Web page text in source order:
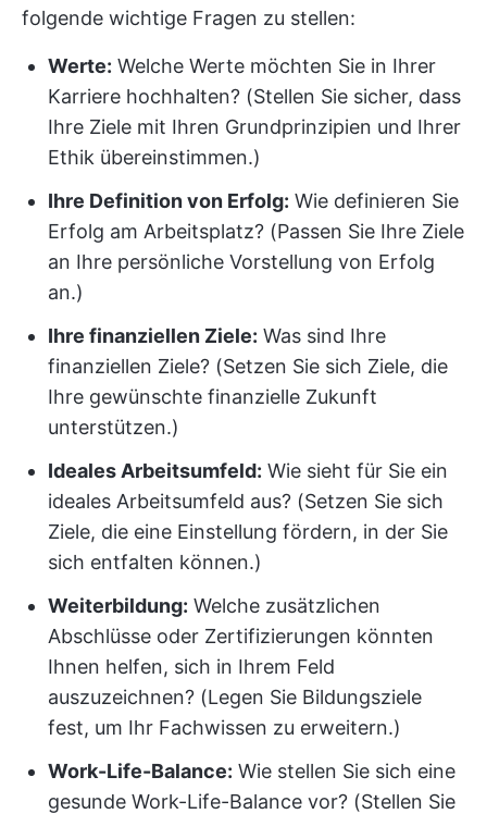
folgende wichtige Fragen zu stellen:
Werte: Welche Werte möchten Sie in Ihrer
Karriere hochhalten? (Stellen Sie sicher, dass
Ihre Ziele mit Ihren Grundprinzipien und Ihrer
Ethik übereinstimmen.)
Ihre Definition von Erfolg: Wie definieren Sie
Erfolg am Arbeitsplatz? (Passen Sie Ihre Ziele
an Ihre persönliche Vorstellung von Erfolg
an.)
Ihre finanziellen Ziele: Was sind Ihre
finanziellen Ziele? (Setzen Sie sich Ziele, die
Ihre gewünschte finanzielle Zukunft
unterstützen.)
Ideales Arbeitsumfeld: Wie sieht für Sie ein
ideales Arbeitsumfeld aus? (Setzen Sie sich
Ziele, die eine Einstellung fördern, in der Sie
sich entfalten können.)
Weiterbildung: Welche zusätzlichen
Abschlüsse oder Zertifizierungen könnten
Ihnen helfen, sich in Ihrem Feld
auszuzeichnen? (Legen Sie Bildungsziele
fest, um Ihr Fachwissen zu erweitern.)
Work-Life-Balance: Wie stellen Sie sich eine
gesunde Work-Life-Balance vor? (Stellen Sie